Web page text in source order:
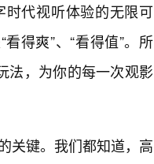
代视听体验的无限可
得爽”、“看得值”。所
法，为你的每一次观影
关键。我们都知道，高